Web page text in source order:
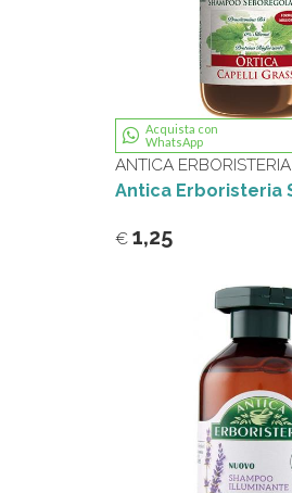
Acquista con
WhatsApp
ANTICA ERBORISTERIA
€ 1,25